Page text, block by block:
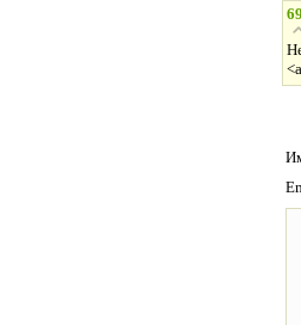
69